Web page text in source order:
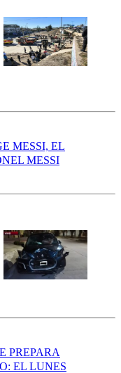
MESSI, EL
MESSI
PREPARA
EL LUNES